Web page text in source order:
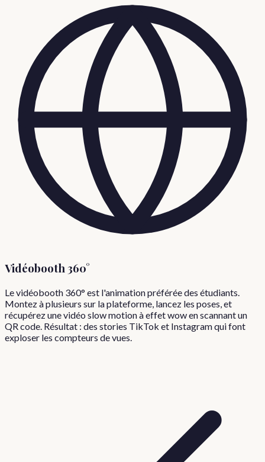
Vidéobooth 360°
Le vidéobooth 360° est l'animation préférée des étudiants.
Montez à plusieurs sur la plateforme, lancez les poses, et
récupérez une vidéo slow motion à effet wow en scannant un
QR code. Résultat : des stories TikTok et Instagram qui font
exploser les compteurs de vues.